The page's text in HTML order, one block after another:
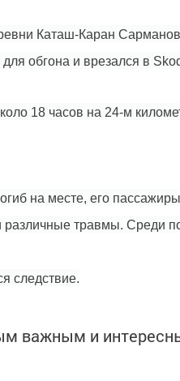
Каташ-Каран
обгона и врезался в
18 часов на 24-м
на месте, его
травмы. Среди
следствие.
важным и